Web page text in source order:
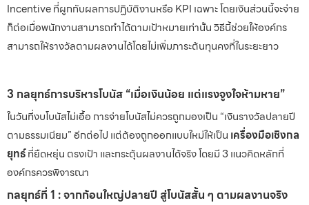
Incentive ที่ผูกกับผลการปฏิบัติงานหรือ KPI เฉพาะ โดยเงินส่วนนี้จะจ่าย
ก็ต่อเมื่อพนักงานสามารถทำได้ตามเป้าหมายเท่านั้น วิธีนี้ช่วยให้องค์กร
สามารถให้รางวัลตามผลงานได้โดยไม่เพิ่มภาระต้นทุนคงที่ในระยะยาว
3 กลยุทธ์การบริหารโบนัส “เมื่อเงินน้อย แต่แรงจูงใจห้ามหาย”
ในวันที่งบโบนัสไม่เอื้อ การจ่ายโบนัสไม่ควรถูกมองเป็น “เงินรางวัลปลายปี
ตามธรรมเนียม” อีกต่อไป แต่ต้องถูกออกแบบใหม่ให้เป็น เครื่องมือเชิงกล
ยุทธ์ที่ยืดหยุ่น ตรงเป้า และกระตุ้นผลงานได้จริง โดยมี 3 แนวคิดหลักที่
องค์กรควรพิจารณา
กลยุทธ์ที่ 1 : จากก้อนใหญ่ปลายปี สู่โบนัสสั้น ๆ ตามผลงานจริง